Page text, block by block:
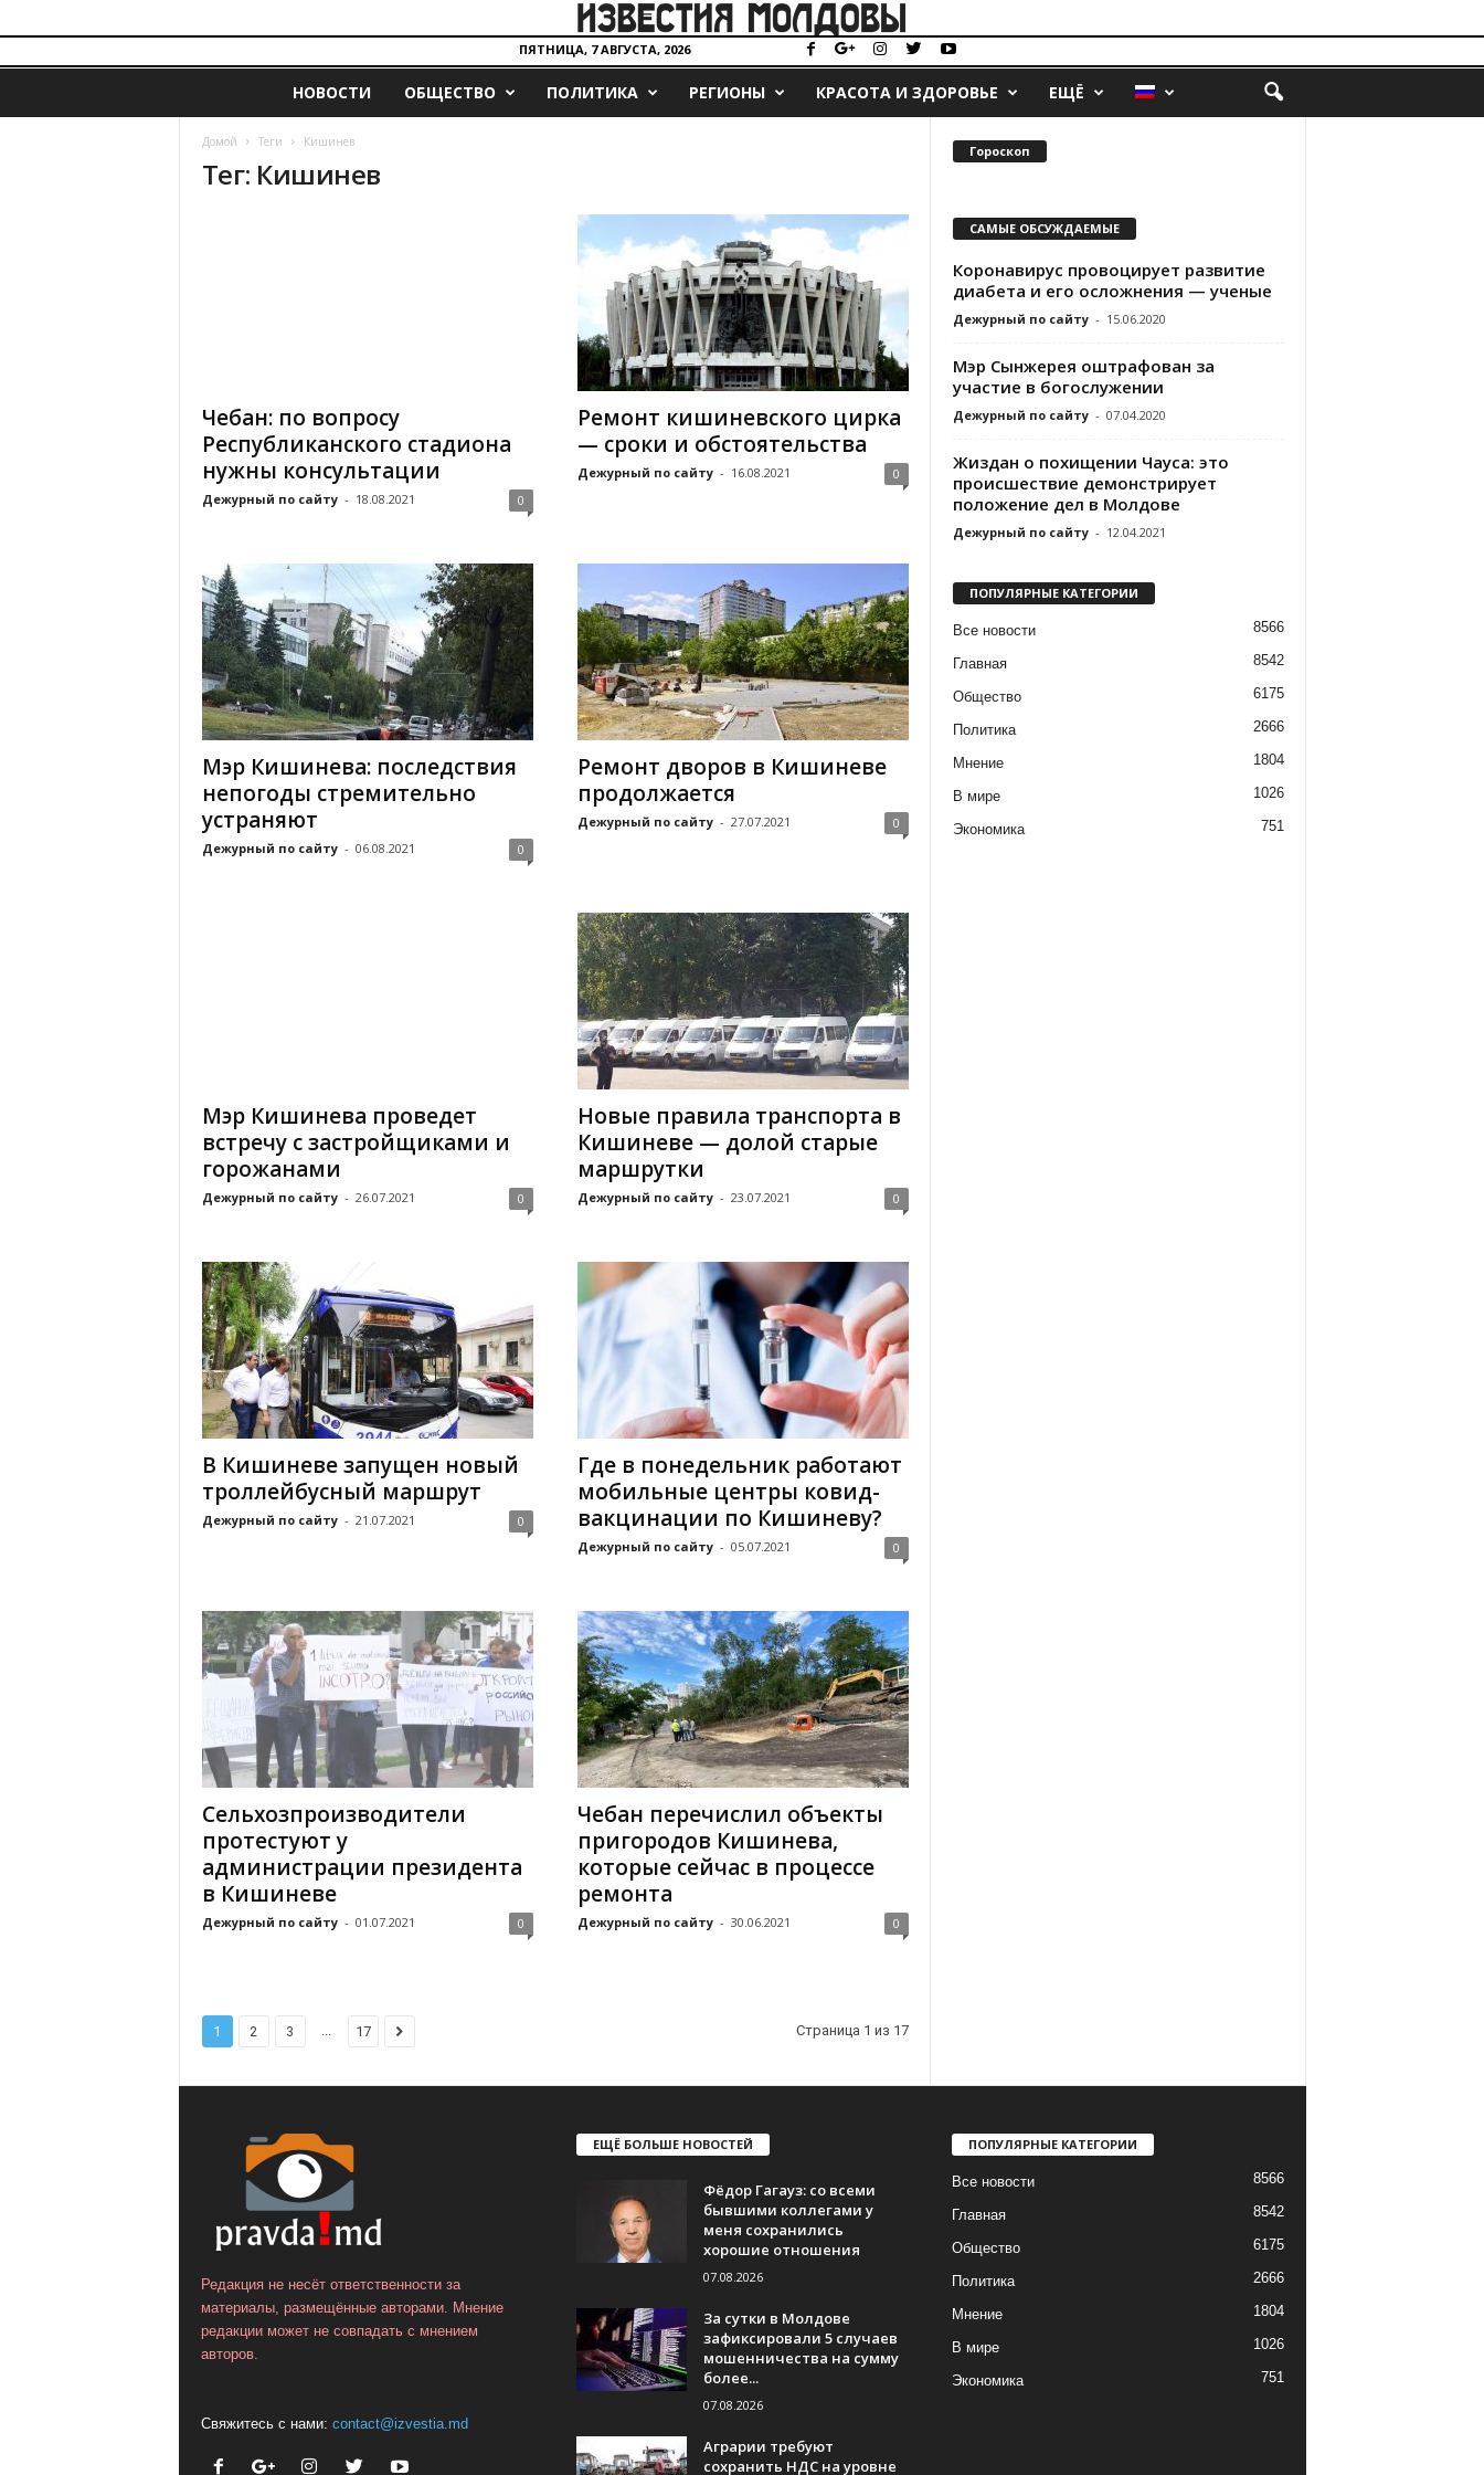
z
e
ПЯТНИЦА, 7 АВГУСТА, 2026
НОВОСТИ ОБЩЕСТВО ПОЛИТИКА РЕГИОНЫ КРАСОТА И ЗДОРОВЬЕ ЕЩЁ
Домой Теги Кишинев
Тег: Кишинев
Чебан: по вопросу
Республиканского стадиона
нужны консультации
Дежурный по сайту - 18.08.2021 0
Ремонт кишиневского цирка
— сроки и обстоятельства
Дежурный по сайту - 16.08.2021 0
Мэр Кишинева: последствия
непогоды стремительно
устраняют
Дежурный по сайту - 06.08.2021 0
Ремонт дворов в Кишиневе
продолжается
Дежурный по сайту - 27.07.2021 0
Мэр Кишинева проведет
встречу с застройщиками и
горожанами
Дежурный по сайту - 26.07.2021 0
Новые правила транспорта в
Кишиневе — долой старые
маршрутки
Дежурный по сайту - 23.07.2021 0
В Кишиневе запущен новый
троллейбусный маршрут
Дежурный по сайту - 21.07.2021 0
Где в понедельник работают
мобильные центры ковид-
вакцинации по Кишиневу?
Дежурный по сайту - 05.07.2021 0
Сельхозпроизводители
протестуют у
администрации президента
в Кишиневе
Дежурный по сайту - 01.07.2021 0
Чебан перечислил объекты
пригородов Кишинева,
которые сейчас в процессе
ремонта
Дежурный по сайту - 30.06.2021 0
1 2 3 ... 17 Страница 1 из 17
Гороскоп
САМЫЕ ОБСУЖДАЕМЫЕ
Коронавирус провоцирует развитие
диабета и его осложнения — ученые
Дежурный по сайту - 15.06.2020
Мэр Сынжерея оштрафован за
участие в богослужении
Дежурный по сайту - 07.04.2020
Жиздан о похищении Чауса: это
происшествие демонстрирует
положение дел в Молдове
Дежурный по сайту - 12.04.2021
ПОПУЛЯРНЫЕ КАТЕГОРИИ
Все новости 8566
Главная 8542
Общество 6175
Политика 2666
Мнение 1804
В мире 1026
Экономика 751
Редакция не несёт ответственности за
материалы, размещённые авторами. Мнение
редакции может не совпадать с мнением
авторов.
Свяжитесь с нами: contact@izvestia.md
ЕЩЁ БОЛЬШЕ НОВОСТЕЙ
Фёдор Гагауз: со всеми
бывшими коллегами у
меня сохранились
хорошие отношения
07.08.2026
За сутки в Молдове
зафиксировали 5 случаев
мошенничества на сумму
более...
07.08.2026
Аграрии требуют
сохранить НДС на уровне
ПОПУЛЯРНЫЕ КАТЕГОРИИ
Все новости 8566
Главная 8542
Общество 6175
Политика 2666
Мнение 1804
В мире 1026
Экономика 751